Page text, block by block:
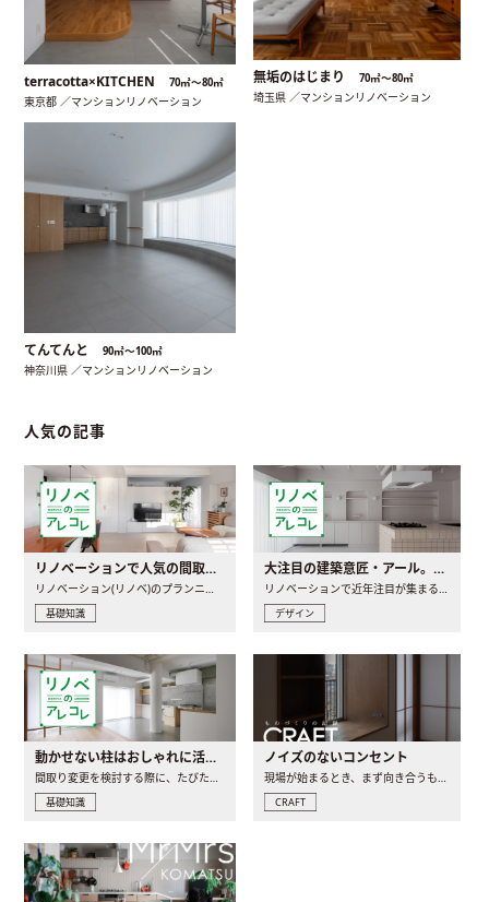
terracotta×KITCHEN 70㎡〜80㎡
東京都 ／マンションリノベーション
無垢のはじまり 70㎡〜80㎡
埼玉県 ／マンションリノベーション
てんてんと 90㎡〜100㎡
神奈川県 ／マンションリノベーション
人気の記事
リノベーションで人気の間取りとは？トレンドの間取りと実例を徹底解説
リノベーション(リノベ)のプランニングで一番最初に決めるのは..
基礎知識
大注目の建築意匠・アール。人気の理由と空間に取り入れるポイント
リノベーションで近年注目が集まる建築意匠の一つであるアール..
デザイン
動かせない柱はおしゃれに活用！柱を魅せるリノベーション(リノベ)4選
間取り変更を検討する際に、たびたび皆さんの頭を悩ませる動か..
基礎知識
ノイズのないコンセント
現場が始まるとき、まず向き合うものの一つがコンセントです..
CRAFT